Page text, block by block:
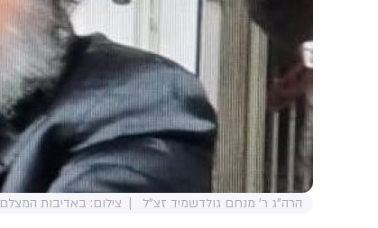
הרה"ג ר' מנחם גולדשמיד זצ"ל צילום: באדיבות המצלם